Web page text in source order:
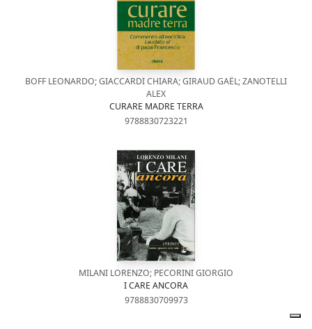
BOFF LEONARDO; GIACCARDI CHIARA; GIRAUD GAËL; ZANOTELLI
ALEX
CURARE MADRE TERRA
9788830723221
MILANI LORENZO; PECORINI GIORGIO
I CARE ANCORA
9788830709973